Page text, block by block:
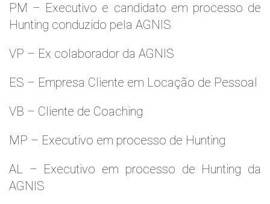
PM – Executivo e candidato em processo de
Hunting conduzido pela AGNIS
VP – Ex colaborador da AGNIS
ES – Empresa Cliente em Locação de Pessoal
VB – Cliente de Coaching
MP – Executivo em processo de Hunting
AL – Executivo em processo de Hunting da
AGNIS